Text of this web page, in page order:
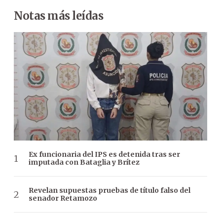
Notas más leídas
Ex funcionaria del IPS es detenida tras ser
imputada con Bataglia y Brítez
Revelan supuestas pruebas de título falso del
senador Retamozo